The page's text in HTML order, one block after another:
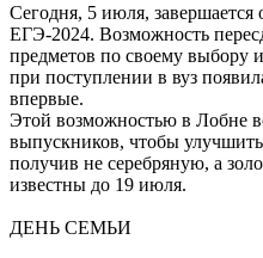
Сегодня, 5 июля,
ЕГЭ-2024. Возможность
предметов по своему выбору и
при поступлении в вуз
впервые.
Этой возможностью в Лобне
выпускников, чтобы
получив не серебряную, а
известны до 19 июля.
ДЕНЬ СЕМЬИ